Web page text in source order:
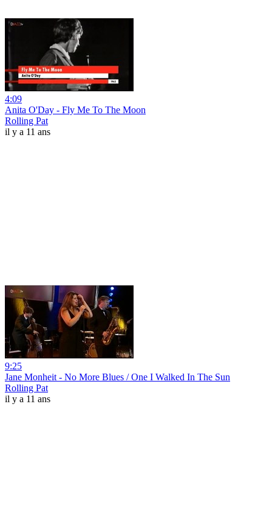
4:09
Anita O'Day - Fly Me To The Moon
Rolling Pat
il y a 11 ans
9:25
Jane Monheit - No More Blues / One I Walked In The Sun
Rolling Pat
il y a 11 ans